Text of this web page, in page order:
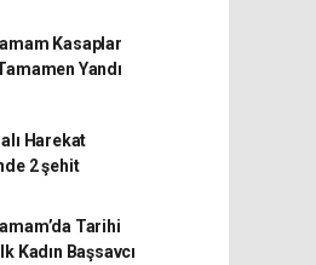
Kasaplar
Yandı
Harekat
2 şehit
Tarihi
Kadın Başsavcı